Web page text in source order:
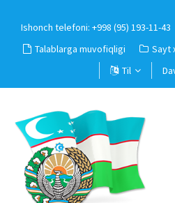
Ishonch telefoni: +998 (95) 193-11-43
Talablarga muvofiqligi Sayt
Til